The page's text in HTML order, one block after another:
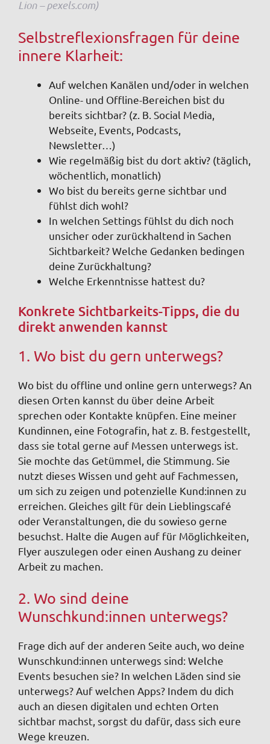
Lion – pexels.com)
Selbstreflexionsfragen für deine
innere Klarheit:
Auf welchen Kanälen und/oder in welchen
Online- und Offline-Bereichen bist du
bereits sichtbar? (z. B. Social Media,
Webseite, Events, Podcasts,
Newsletter…)
Wie regelmäßig bist du dort aktiv? (täglich,
wöchentlich, monatlich)
Wo bist du bereits gerne sichtbar und
fühlst dich wohl?
In welchen Settings fühlst du dich noch
unsicher oder zurückhaltend in Sachen
Sichtbarkeit? Welche Gedanken bedingen
deine Zurückhaltung?
Welche Erkenntnisse hattest du?
Konkrete Sichtbarkeits-Tipps, die du
direkt anwenden kannst
1. Wo bist du gern unterwegs?
Wo bist du offline und online gern unterwegs? An
diesen Orten kannst du über deine Arbeit
sprechen oder Kontakte knüpfen. Eine meiner
Kundinnen, eine Fotografin, hat z. B. festgestellt,
dass sie total gerne auf Messen unterwegs ist.
Sie mochte das Getümmel, die Stimmung. Sie
nutzt dieses Wissen und geht auf Fachmessen,
um sich zu zeigen und potenzielle Kund:innen zu
erreichen. Gleiches gilt für dein Lieblingscafé
oder Veranstaltungen, die du sowieso gerne
besuchst. Halte die Augen auf für Möglichkeiten,
Flyer auszulegen oder einen Aushang zu deiner
Arbeit zu machen.
2. Wo sind deine
Wunschkund:innen unterwegs?
Frage dich auf der anderen Seite auch, wo deine
Wunschkund:innen unterwegs sind: Welche
Events besuchen sie? In welchen Läden sind sie
unterwegs? Auf welchen Apps? Indem du dich
auch an diesen digitalen und echten Orten
sichtbar machst, sorgst du dafür, dass sich eure
Wege kreuzen.